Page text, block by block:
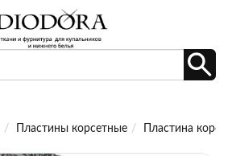
Пластины корсетные Пластина